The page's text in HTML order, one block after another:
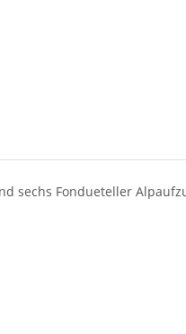
sechs Fondueteller